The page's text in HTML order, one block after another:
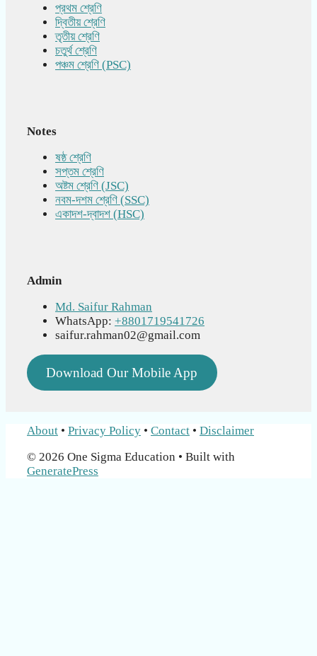
প্রথম শ্রেণি
দ্বিতীয় শ্রেণি
তৃতীয় শ্রেণি
চতুর্থ শ্রেণি
পঞ্চম শ্রেণি (PSC)
Notes
ষষ্ঠ শ্রেণি
সপ্তম শ্রেণি
অষ্টম শ্রেণি (JSC)
নবম-দশম শ্রেণি (SSC)
একাদশ-দ্বাদশ (HSC)
Admin
Md. Saifur Rahman
WhatsApp: +8801719541726
saifur.rahman02@gmail.com
Download Our Mobile App
About • Privacy Policy • Contact • Disclaimer
© 2026 One Sigma Education • Built with
GeneratePress